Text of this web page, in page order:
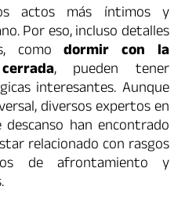
actos más íntimos y
Por eso, incluso detalles
comodormir con la
, pueden tener
interesantes. Aunque
diversos expertos en
han encontrado
relacionado con rasgos
de afrontamiento y